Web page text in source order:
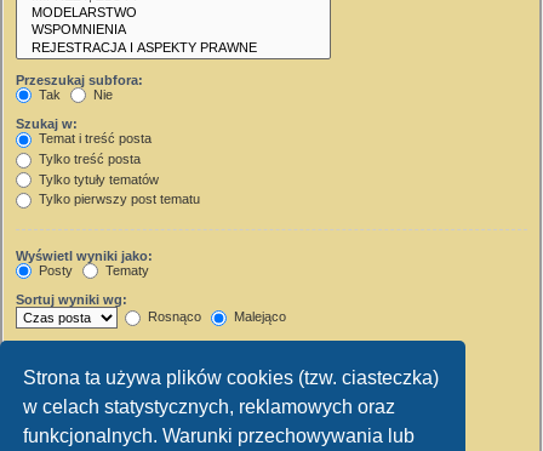
Strona ta używa plików cookies (tzw. ciasteczka)
w celach statystycznych, reklamowych oraz
funkcjonalnych. Warunki przechowywania lub
Przeszukaj subfora:
Tak
Nie
Szukaj w:
Temat i treść posta
Tylko treść posta
Tylko tytuły tematów
Tylko pierwszy post tematu
Wyświetl wyniki jako:
Posty
Tematy
Sortuj wyniki wg:
Rosnąco
Malejąco
Wyświetl pierwsze:
Ustaw 0, aby wyświetlić cały post.
znaków w poście